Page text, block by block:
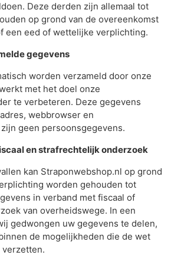
Deze derden zijn allemaal tot
op grond van de overeenkomst
een eed of wettelijke verplichting.
gegevens
worden verzameld door onze
met het doel onze
te verbeteren. Deze gegevens
webbrowser en
geen persoonsgegevens.
en strafrechtelijk onderzoek
kan Straponwebshop.nl op grond
worden gehouden tot
in verband met fiscaal of
van overheidswege. In een
gedwongen uw gegevens te delen,
de mogelijkheden die de wet